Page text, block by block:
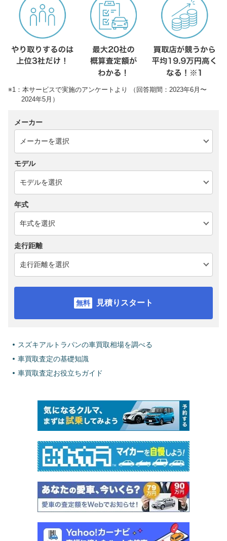
※1：本サービスで実施のアンケートより （回答期間：2023年6月〜
2024年5月）
メーカー
モデル
年式
走行距離
見積りスタート
スズキアルトラパンの車買取相場を調べる
車買取査定の基礎知識
車買取査定お役立ちガイド